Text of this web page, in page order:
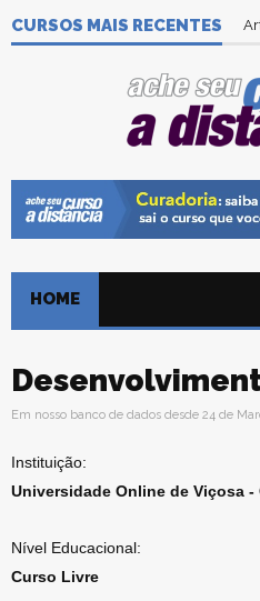
CURSOS MAIS RECENTES
HOME
Em nosso banco de dados desde 24 de
Instituição:
Universidade Online de Viçosa -
Nível Educacional:
Curso Livre